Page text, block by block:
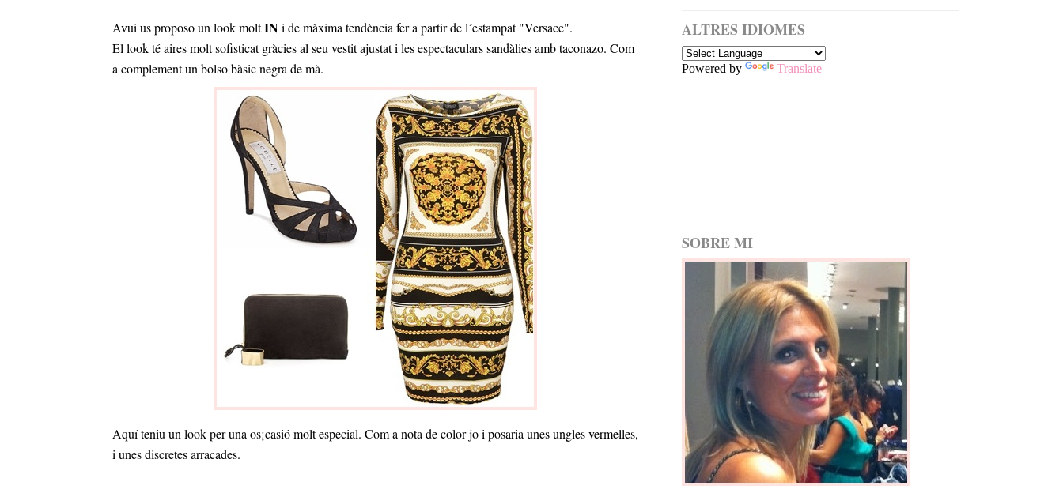
Avui us proposo un look moltINi de màxima tendència fer a partir de l´estampat "Versace".
El look té aires molt sofisticat gràcies al seu vestit ajustat i les espectaculars sandàlies amb taconazo. Com
a complement un bolso bàsic negra de mà.
Aquí teniu un look per una os¡casió molt especial. Com a nota de color jo i posaria unes ungles vermelles,
i unes discretes arracades.
ALTRES IDIOMES
Powered by Translate
SOBRE MI